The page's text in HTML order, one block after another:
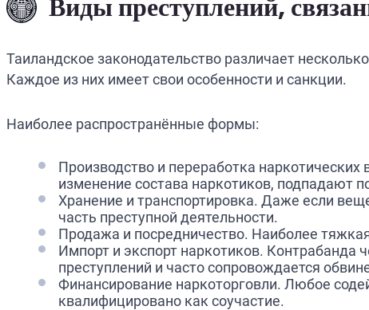
Таиландское законодательство различает
Каждое из них имеет свои особенности и санкции.
Наиболее распространённые формы:
Производство и переработка
изменение состава наркотиков, подпадают
Хранение и транспортировка. Даже если
часть преступной деятельности.
Продажа и посредничество. Наиболее
Импорт и экспорт наркотиков. Контрабанда
преступлений и часто сопровождается
Финансирование наркоторговли. Любое
квалифицировано как соучастие.